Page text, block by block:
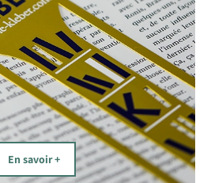
En savoir +